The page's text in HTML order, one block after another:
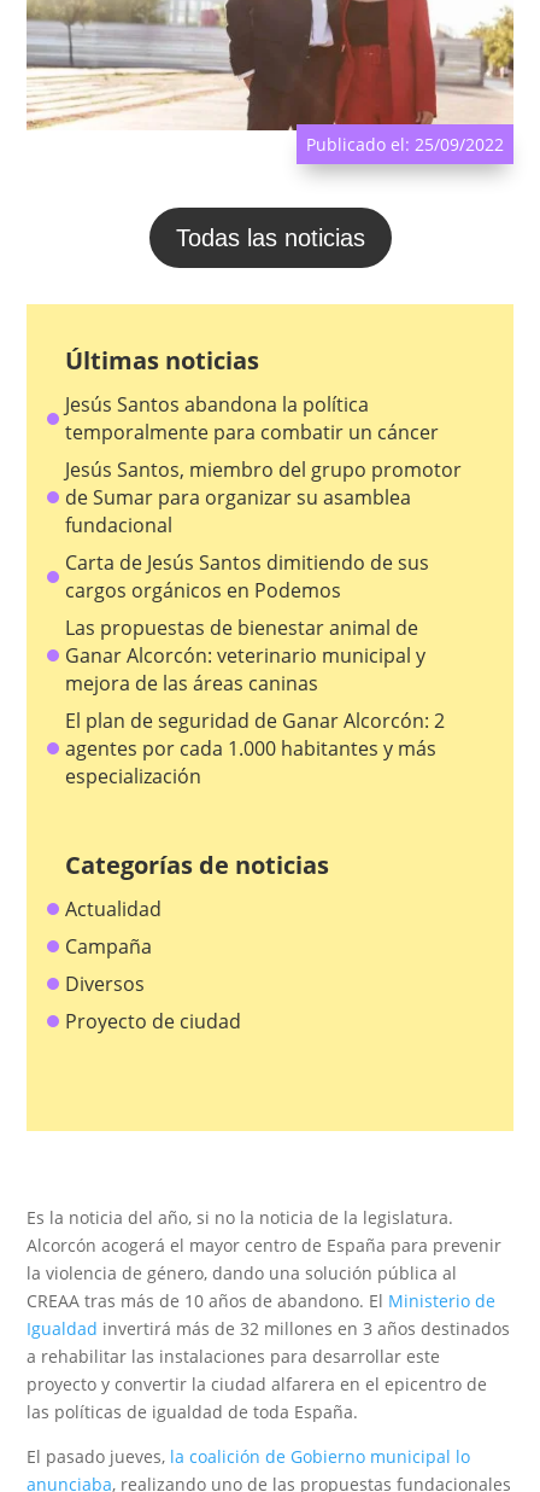
Publicado el: 25/09/2022
Todas las noticias
Últimas noticias
Jesús Santos abandona la política
temporalmente para combatir un cáncer
Jesús Santos, miembro del grupo promotor
de Sumar para organizar su asamblea
fundacional
Carta de Jesús Santos dimitiendo de sus
cargos orgánicos en Podemos
Las propuestas de bienestar animal de
Ganar Alcorcón: veterinario municipal y
mejora de las áreas caninas
El plan de seguridad de Ganar Alcorcón: 2
agentes por cada 1.000 habitantes y más
especialización
Categorías de noticias
Actualidad
Campaña
Diversos
Proyecto de ciudad
Es la noticia del año, si no la noticia de la legislatura.
Alcorcón acogerá el mayor centro de España para prevenir
la violencia de género, dando una solución pública al
CREAA tras más de 10 años de abandono. El Ministerio de
Igualdad invertirá más de 32 millones en 3 años destinados
a rehabilitar las instalaciones para desarrollar este
proyecto y convertir la ciudad alfarera en el epicentro de
las políticas de igualdad de toda España.
El pasado jueves, la coalición de Gobierno municipal lo
anunciaba, realizando uno de las propuestas fundacionales